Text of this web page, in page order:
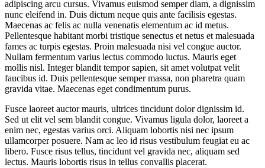
adipiscing arcu cursus. Vivamus euismod semper diam, a dignissim
nunc eleifend in. Duis dictum neque quis ante facilisis egestas.
Maecenas ac felis ac nulla venenatis elementum ac id metus.
Pellentesque habitant morbi tristique senectus et netus et malesuada
fames ac turpis egestas. Proin malesuada nisi vel congue auctor.
Nullam fermentum varius lectus commodo luctus. Mauris eget
mollis nisl. Integer blandit tempor sapien, sit amet volutpat velit
faucibus id. Duis pellentesque semper massa, non pharetra quam
gravida vitae. Maecenas eget condimentum purus.
Fusce laoreet auctor mauris, ultrices tincidunt dolor dignissim id.
Sed ut elit vel sem blandit congue. Vivamus ligula dolor, laoreet a
enim nec, egestas varius orci. Aliquam lobortis nisi nec ipsum
ullamcorper posuere. Nam ac leo id risus vestibulum feugiat eu ac
libero. Fusce risus tellus, tincidunt vel gravida nec, aliquam sed
lectus. Mauris lobortis risus in tellus convallis placerat.